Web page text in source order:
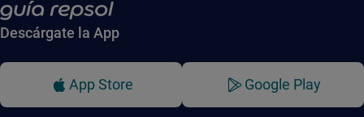
Descárgate la App
App Store Google Play